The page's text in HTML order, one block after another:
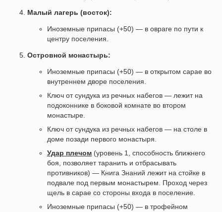
Малый лагерь (восток):
Иноземные припасы (+50) — в овраге по пути к
центру поселения.
Островной монастырь:
Иноземные припасы (+50) — в открытом сарае во
внутреннем дворе поселения.
Ключ от сундука из речных набегов — лежит на
подоконнике в боковой комнате во втором
монастыре.
Ключ от сундука из речных набегов — на столе в
доме позади первого монастыря.
Удар плечом (уровень 1, способность ближнего
боя, позволяет таранить и отбрасывать
противников) — Книга Знаний лежит на стойке в
подвале под первым монастырем. Проход через
щель в сарае со стороны входа в поселение.
Иноземные припасы (+50) — в трофейном